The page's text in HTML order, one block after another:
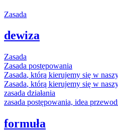
Zasada
dewiza
Zasada
Zasada postępowania
Zasada, którą kierujemy się w
Zasada, którą kierujemy się w
zasada działania
zasada postępowania, idea
formuła